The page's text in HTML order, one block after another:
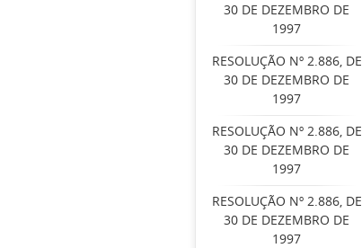
30 DE DEZEMBRO DE
1997
RESOLUÇÃO Nº 2.886, DE
30 DE DEZEMBRO DE
1997
RESOLUÇÃO Nº 2.886, DE
30 DE DEZEMBRO DE
1997
RESOLUÇÃO Nº 2.886, DE
30 DE DEZEMBRO DE
1997